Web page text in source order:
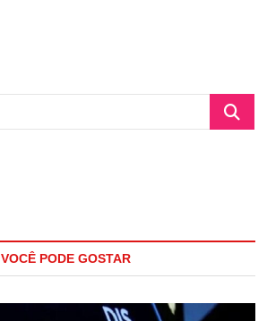
VOCÊ PODE GOSTAR